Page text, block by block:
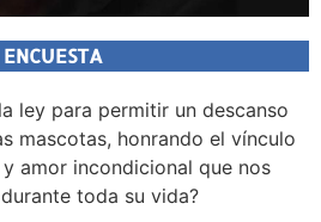
ENCUESTA
ley para permitir un descanso
mascotas, honrando el vínculo
amor incondicional que nos
toda su vida?